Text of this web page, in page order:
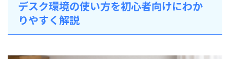
デスク環境の使い方を初心者向けにわか
りやすく解説